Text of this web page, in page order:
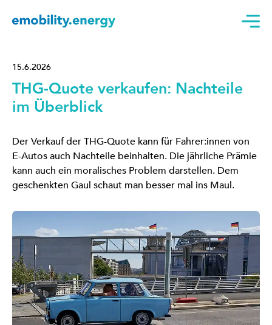
15.6.2026
THG-Quote verkaufen: Nachteile
im Überblick
Der Verkauf der THG-Quote kann für Fahrer:innen von
E-Autos auch Nachteile beinhalten. Die jährliche Prämie
kann auch ein moralisches Problem darstellen. Dem
geschenkten Gaul schaut man besser mal ins Maul.